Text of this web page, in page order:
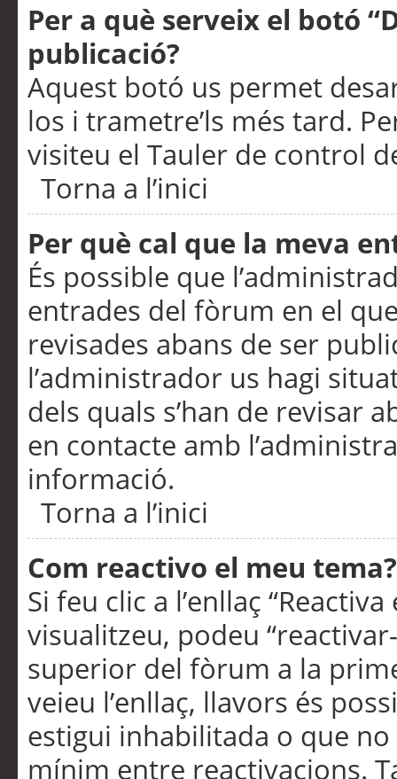
Per a què serveix el botó
publicació?
Aquest botó us permet
los i trametre’ls més tard.
visiteu el Tauler de control
Torna a l’inici
Per què cal que la meva
És possible que
entrades del fòrum en el
revisades abans de ser
l’administrador us hagi
dels quals s’han de revisar
en contacte amb
informació.
Torna a l’inici
Com reactivo el meu tema?
Si feu clic a l’enllaç
visualitzeu, podeu
superior del fòrum a la
veieu l’enllaç, llavors és
estigui inhabilitada o que
mínim entre reactivacions.